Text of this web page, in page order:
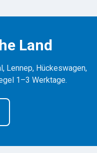
Land
Lennep, Hückeswagen,
1–3 Werktage.